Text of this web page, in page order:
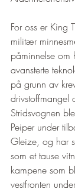
For oss er King
militær
påminnelse om
avansterte
på grunn av
drivstoffmangel
Stridsvognen
Peiper under
Gleize, og har
som et tause
kampene som
vestfronten